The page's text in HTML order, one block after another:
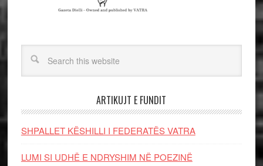
ARTIKUJT E FUNDIT
SHPALLET KËSHILLI I FEDERATËS VATRA
LUMI SI UDHË E NDRYSHIM NË POEZINË